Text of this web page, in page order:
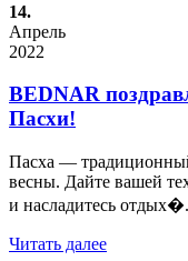
14.
Апрель
2022
BEDNAR
Пасхи!
Пасха —
весны. Дайте вашей
и насладитесь
Читать далее